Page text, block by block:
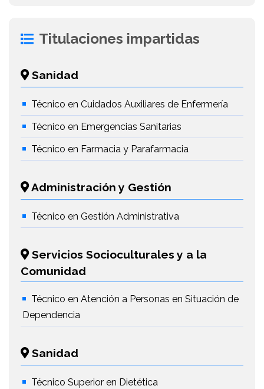
Titulaciones impartidas
Sanidad
Técnico en Cuidados Auxiliares de Enfermería
Técnico en Emergencias Sanitarias
Técnico en Farmacia y Parafarmacia
Administración y Gestión
Técnico en Gestión Administrativa
Servicios Socioculturales y a la
Comunidad
Técnico en Atención a Personas en Situación de
Dependencia
Sanidad
Técnico Superior en Dietética